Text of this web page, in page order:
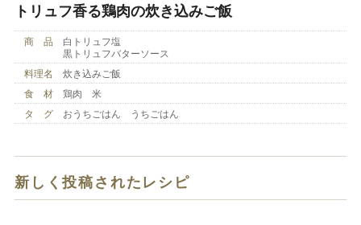
トリュフ香る鶏肉の炊き込みご飯
商 品
白トリュフ塩
黒トリュフバターソース
料理名
炊き込みご飯
食 材
鶏肉 米
タ グ
おうちごはん うちごはん
新しく投稿されたレシピ